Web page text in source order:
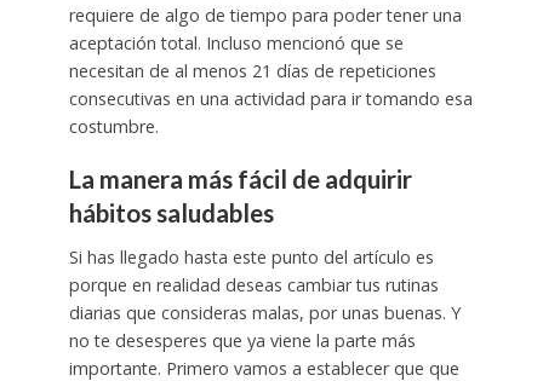
requiere de algo de tiempo para poder tener una
aceptación total. Incluso mencionó que se
necesitan de al menos 21 días de repeticiones
consecutivas en una actividad para ir tomando esa
costumbre.
La manera más fácil de adquirir
hábitos saludables
Si has llegado hasta este punto del artículo es
porque en realidad deseas cambiar tus rutinas
diarias que consideras malas, por unas buenas. Y
no te desesperes que ya viene la parte más
importante. Primero vamos a establecer que que